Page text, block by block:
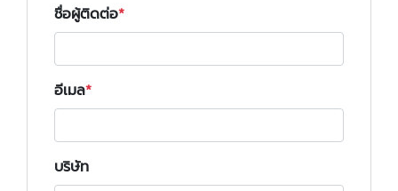
ชื่อผู้ติดต่อ
อีเมล
บริษัท